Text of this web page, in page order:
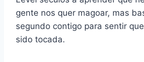
gente nos quer magoar, mas
segundo contigo para sentir
sido tocada.